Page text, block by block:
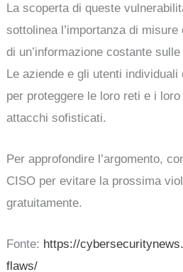
La scoperta di queste
sottolinea l’importanza di
di un’informazione costante
Le aziende e gli utenti
per proteggere le loro reti e i
attacchi sofisticati.
Per approfondire l’argomento,
CISO per evitare la prossima
gratuitamente.
Fonte: https://
flaws/